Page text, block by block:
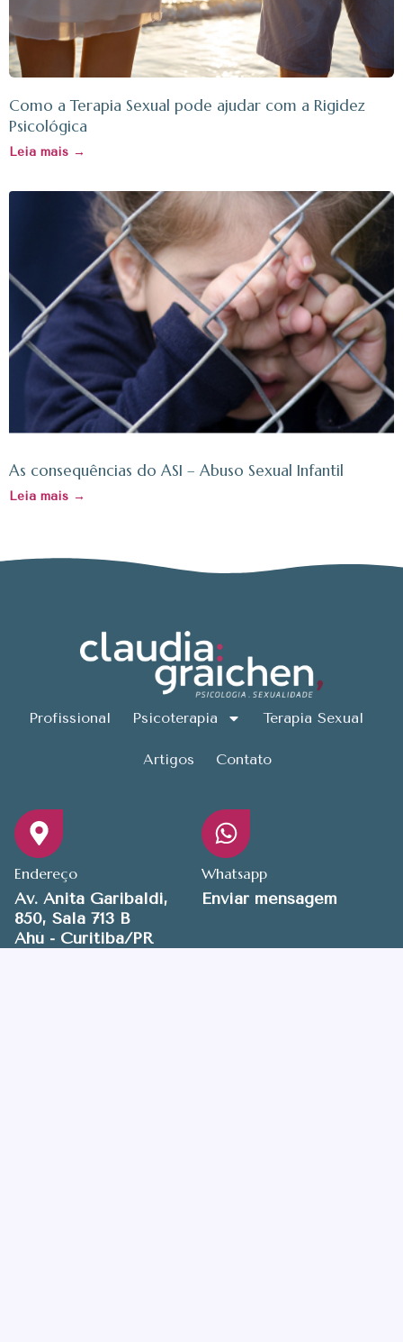
Como a Terapia Sexual pode ajudar com a Rigidez
Psicológica
Leia mais →
As consequências do ASI – Abuso Sexual Infantil
Leia mais →
Profissional Psicoterapia Terapia Sexual
Artigos Contato
Endereço
Av. Anita Garibaldi,
850, Sala 713 B
Ahú - Curitiba/PR​
Whatsapp
Enviar mensagem